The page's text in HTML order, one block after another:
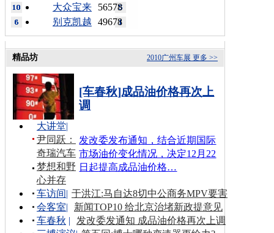
56578
大众宝来
49678
别克凯越
更多 >>
2010广州车展
精品坊
[车春秋]成品油价格再次上
调
发改委发布通知，结合近期国际
市场油价变化情况，决定12月22
日起提高成品油价格…
大讲堂|
尹同跃：
奇瑞汽车
梦想和野
心并存
车访间| 于洪江:马自达8切中公商务MPV要害
会客室|
新闻TOP10 给北京治堵新政提意见
车春秋 |
发改委发通知 成品油价格再次上调